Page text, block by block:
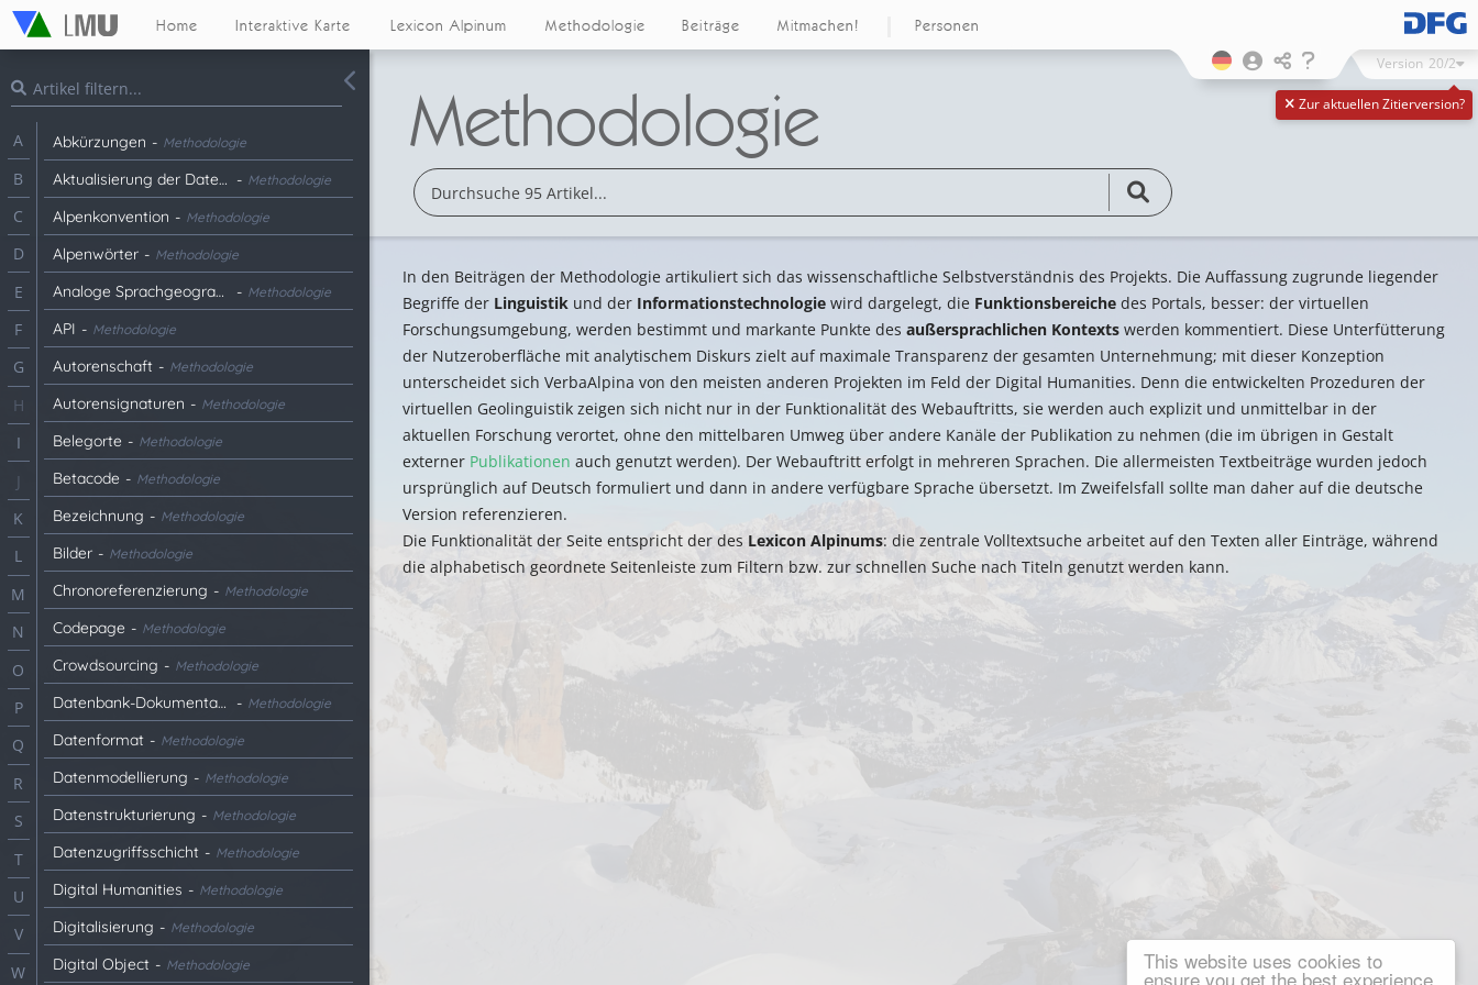
This website uses cookies to
ensure you get the best experience
Home Interaktive Karte Lexicon Alpinum Methodologie Beiträge Mitmachen! Personen
Zur aktuellen Zitierversion?
Version 20/2
Methodologie
In den Beiträgen der Methodologie artikuliert sich das wissenschaftliche Selbstverständnis des Projekts. Die Auffassung zugrunde liegender
Begriffe der Linguistik und der Informationstechnologie wird dargelegt, die Funktionsbereiche des Portals, besser: der virtuellen
Forschungsumgebung, werden bestimmt und markante Punkte des außersprachlichen Kontexts werden kommentiert. Diese Unterfütterung
der Nutzeroberfläche mit analytischem Diskurs zielt auf maximale Transparenz der gesamten Unternehmung; mit dieser Konzeption
unterscheidet sich VerbaAlpina von den meisten anderen Projekten im Feld der Digital Humanities. Denn die entwickelten Prozeduren der
virtuellen Geolinguistik zeigen sich nicht nur in der Funktionalität des Webauftritts, sie werden auch explizit und unmittelbar in der
aktuellen Forschung verortet, ohne den mittelbaren Umweg über andere Kanäle der Publikation zu nehmen (die im übrigen in Gestalt
externer Publikationen auch genutzt werden). Der Webauftritt erfolgt in mehreren Sprachen. Die allermeisten Textbeiträge wurden jedoch
ursprünglich auf Deutsch formuliert und dann in andere verfügbare Sprache übersetzt. Im Zweifelsfall sollte man daher auf die deutsche
Version referenzieren.
Die Funktionalität der Seite entspricht der des Lexicon Alpinums: die zentrale Volltextsuche arbeitet auf den Texten aller Einträge, während
die alphabetisch geordnete Seitenleiste zum Filtern bzw. zur schnellen Suche nach Titeln genutzt werden kann.
A
B
C
D
E
F
G
H
I
J
K
L
M
N
O
P
Q
R
S
T
U
V
W
Abkürzungen - Methodologie
Aktualisierung der Daten für die Visualisierung - Methodologie
Alpenkonvention - Methodologie
Alpenwörter - Methodologie
Analoge Sprachgeographie - Methodologie
API - Methodologie
Autorenschaft - Methodologie
Autorensignaturen - Methodologie
Belegorte - Methodologie
Betacode - Methodologie
Bezeichnung - Methodologie
Bilder - Methodologie
Chronoreferenzierung - Methodologie
Codepage - Methodologie
Crowdsourcing - Methodologie
Datenbank-Dokumentation - Methodologie
Datenformat - Methodologie
Datenmodellierung - Methodologie
Datenstrukturierung - Methodologie
Datenzugriffsschicht - Methodologie
Digital Humanities - Methodologie
Digitalisierung - Methodologie
Digital Object - Methodologie